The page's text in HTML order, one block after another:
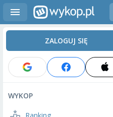
ZALOGUJ SIĘ
WYKOP